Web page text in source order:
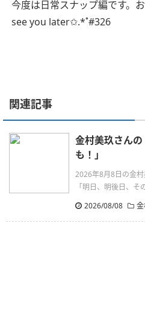
今度は日常スナップ編です。お
see you later✩.*˚#326
関連記事
金村美玖さん
も！」
2026年8月8日の金
「明日、明後日、そ
2026/08/08